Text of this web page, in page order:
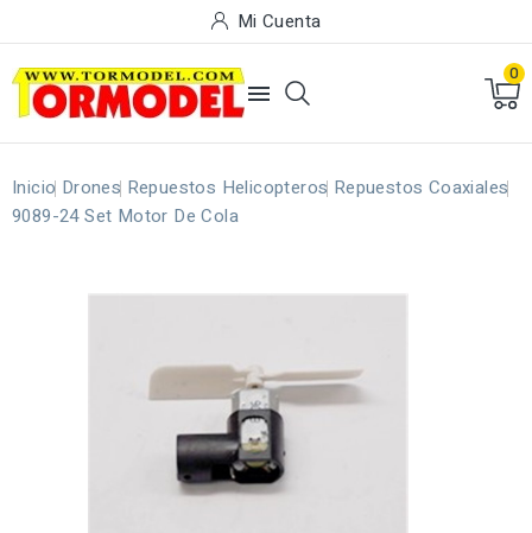
Mi Cuenta

0
Inicio Drones Repuestos Helicopteros Repuestos Coaxiales
9089-24 Set Motor De Cola